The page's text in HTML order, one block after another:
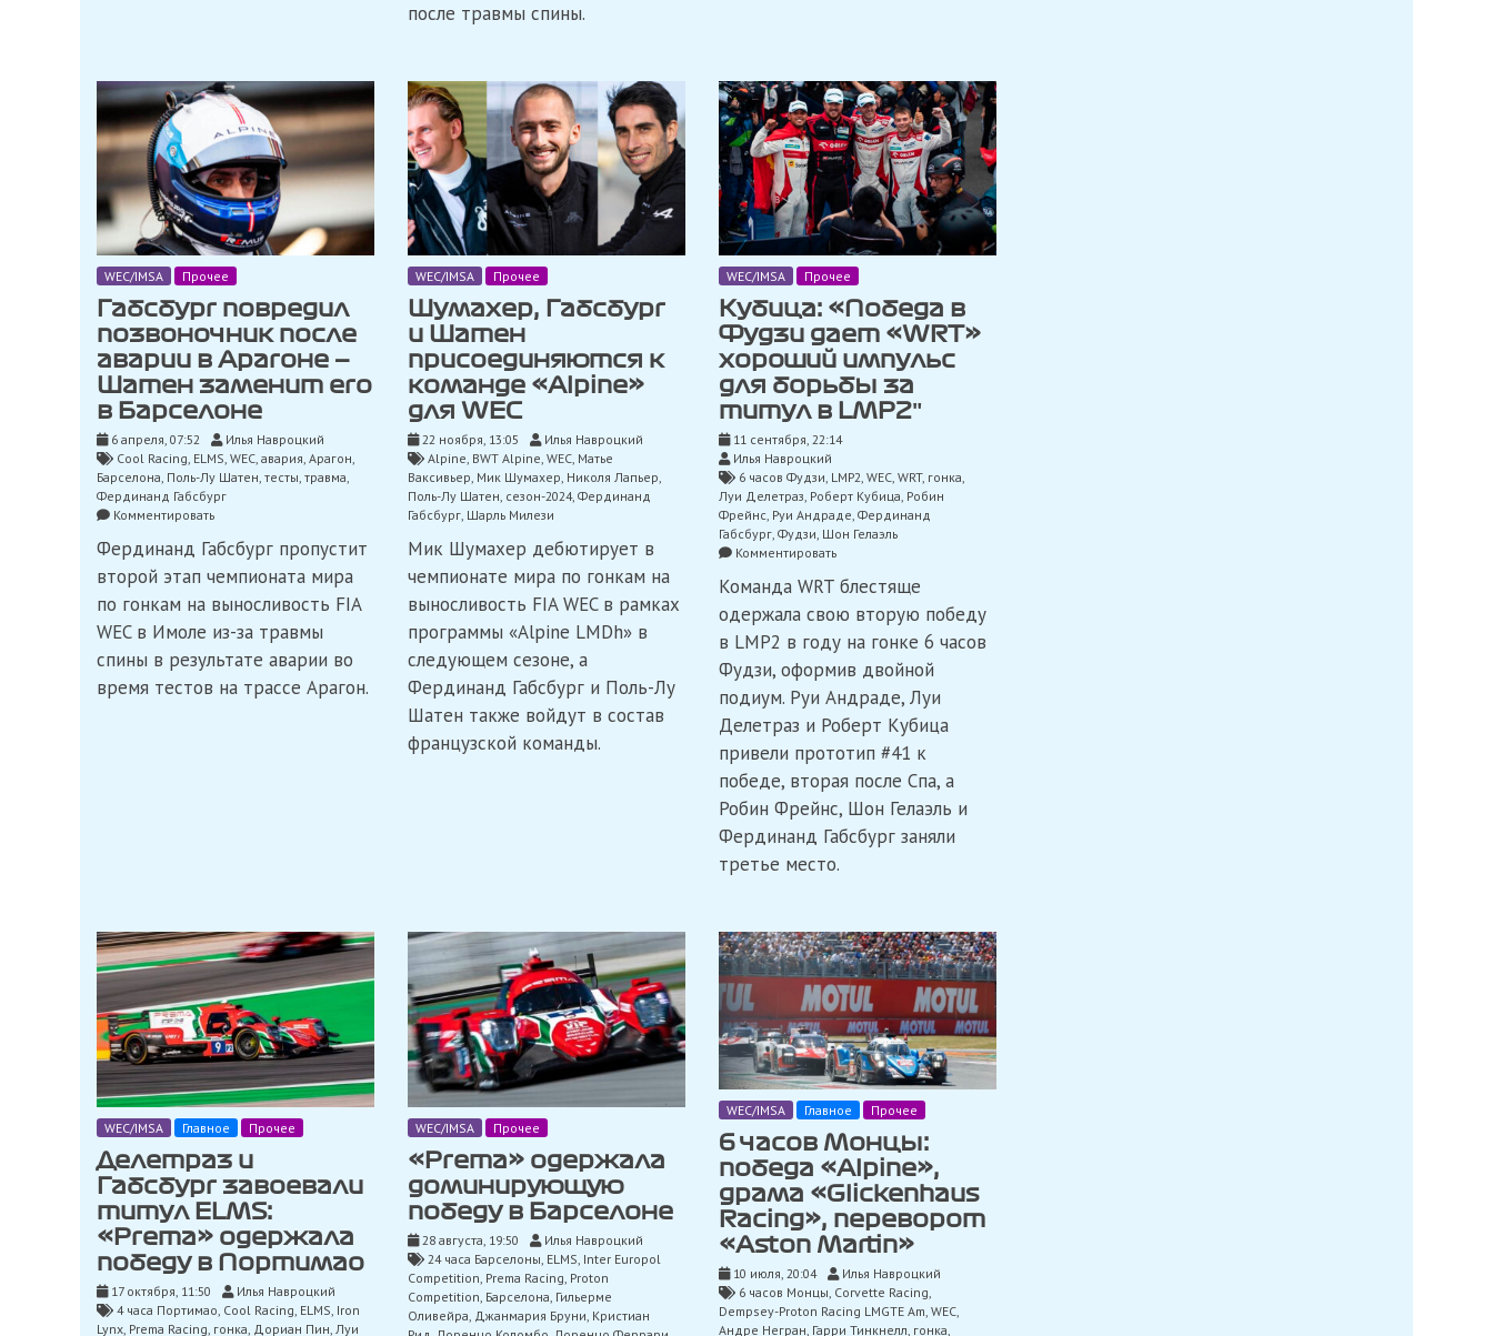
после травмы спины.
WEC/IMSA Прочее
Габсбург повредил
позвоночник после
аварии в Арагоне —
Шатен заменит его
в Барселоне
6 апреля, 07:52
Илья Навроцкий
Cool Racing, ELMS, WEC, авария, Арагон,
Барселона, Поль-Лу Шатен, тесты, травма,
Фердинанд Габсбург
Комментироватьon
повредил
позвоночник
аварии
в
—
Шатен
заменит
Фердинанд Габсбург пропустит
второй этап чемпионата мира
по гонкам на выносливость FIA
WEC в Имоле из-за травмы
спины в результате аварии во
время тестов на трассе Арагон.
WEC/IMSA Прочее
Шумахер, Габсбург
и Шатен
присоединяются к
команде «Alpine»
для WEC
22 ноября, 13:05
Илья Навроцкий
Alpine, BWT Alpine, WEC, Матье
Ваксивьер, Мик Шумахер, Николя Лапьер,
Поль-Лу Шатен, сезон-2024, Фердинанд
Габсбург, Шарль Милези
Мик Шумахер дебютирует в
чемпионате мира по гонкам на
выносливость FIA WEC в рамках
программы «Alpine LMDh» в
следующем сезоне, а
Фердинанд Габсбург и Поль-Лу
Шатен также войдут в состав
французской команды.
WEC/IMSA Прочее
Кубица: «Победа в
Фудзи дает «WRT»
хороший импульс
для борьбы за
титул в LMP2″
11 сентября, 22:14
Илья Навроцкий
6 часов Фудзи, LMP2, WEC, WRT, гонка,
Луи Делетраз, Роберт Кубица, Робин
Фрейнс, Руи Андраде, Фердинанд
Габсбург, Фудзи, Шон Гелаэль
Комментироватьon
«Победа
в
дает
«WRT»
хороший
импульс
для
борьбы
за
титул
LMP2″
Команда WRT блестяще
одержала свою вторую победу
в LMP2 в году на гонке 6 часов
Фудзи, оформив двойной
подиум. Руи Андраде, Луи
Делетраз и Роберт Кубица
привели прототип #41 к
победе, вторая после Спа, а
Робин Фрейнс, Шон Гелаэль и
Фердинанд Габсбург заняли
третье место.
WEC/IMSA Главное Прочее
Делетраз и
Габсбург завоевали
титул ELMS:
«Prema» одержала
победу в Портимао
17 октября, 11:50
Илья Навроцкий
4 часа Портимао Cool Racing ELMS Iron
Lynx Prema Racing гонка Дориан Пин Луи
WEC/IMSA Прочее
«Prema» одержала
доминирующую
победу в Барселоне
28 августа, 19:50
Илья Навроцкий
24 часа Барселоны ELMS Inter Europol
Competition Prema Racing Proton
Competition Барселона Гильерме
Оливейра Джанмария Бруни Кристиан
WEC/IMSA Главное Прочее
6 часов Монцы:
победа «Alpine»,
драма «Glickenhaus
Racing», переворот
«Aston Martin»
10 июля, 20:04
Илья Навроцкий
6 часов Монцы, Corvette Racing,
Dempsey-Proton Racing LMGTE Am, WEC,
Андре Негран, Гарри Тинкнелл, гонка,